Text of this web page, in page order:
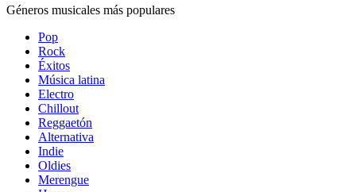
Géneros musicales más populares
Pop
Rock
Éxitos
Música latina
Electro
Chillout
Reggaetón
Alternativa
Indie
Oldies
Merengue